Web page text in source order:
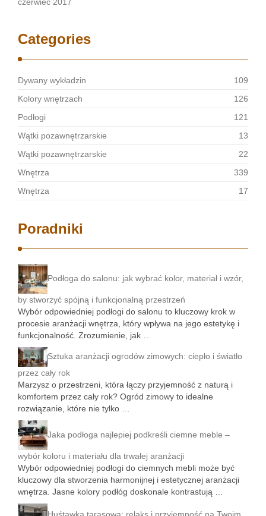
Categories
Dywany wykładzin
109
Kolory wnętrzach
126
Podłogi
121
Wątki pozawnętrzarskie
13
Wątki pozawnętrzarskie
22
Wnętrza
339
Wnętrza
17
Poradniki
Podłoga do salonu: jak wybrać kolor, materiał i wzór,
by stworzyć spójną i funkcjonalną przestrzeń
Wybór odpowiedniej podłogi do salonu to kluczowy krok w
procesie aranżacji wnętrza, który wpływa na jego estetykę i
funkcjonalność. Zrozumienie, jak …
Sztuka aranżacji ogrodów zimowych: ciepło i światło
przez cały rok
Marzysz o przestrzeni, która łączy przyjemność z naturą i
komfortem przez cały rok? Ogród zimowy to idealne
rozwiązanie, które nie tylko …
Jaka podłoga najlepiej podkreśli ciemne meble –
wybór koloru i materiału dla trwałej aranżacji
Wybór odpowiedniej podłogi do ciemnych mebli może być
kluczowy dla stworzenia harmonijnej i estetycznej aranżacji
wnętrza. Jasne kolory podłóg doskonale kontrastują …
Huśtawka tarasowa: relaks i przyjemność na Twoim